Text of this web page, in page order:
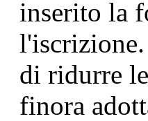
inserito la
di ridurre
finora